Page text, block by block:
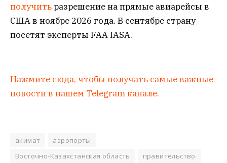
получитьразрешение на прямые авиарейсы в
США в ноябре 2026 года. В сентябре страну
посетят эксперты FAA IASA.
Нажмите сюда, чтобы получать самые важные
новости в нашем Telegram канале.
акимат
аэропорты
Восточно-Казахстанская область
правительство